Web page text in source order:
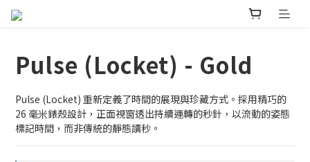
Pulse (Locket) - Gold
Pulse (Locket) 重新定義了時間的展現與珍藏方式。採用精巧的
26 毫米錶殼設計，正面視窗透出持續運轉的秒針，以流動的姿態
標記時間，而非傳統的靜態讀秒。